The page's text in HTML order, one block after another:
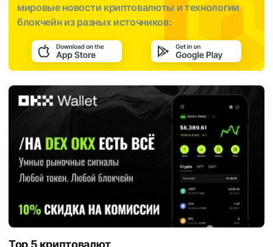
мировые новости криптовалюты и технологии
блокчейн из разных источников:
Top 5 криптовалют